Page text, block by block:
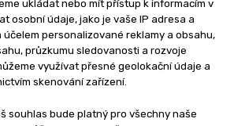
O nás
Kontakt
Reklama
Zásady soukromí
Cookies
ukládat nebo mít přístup k informacím v
osobní údaje, jako je vaše IP adresa a
účelem personalizované reklamy a obsahu,
průzkumu sledovanosti a rozvoje
využívat přesné geolokační údaje a
skenování zařízení.
souhlas bude platný pro všechny naše